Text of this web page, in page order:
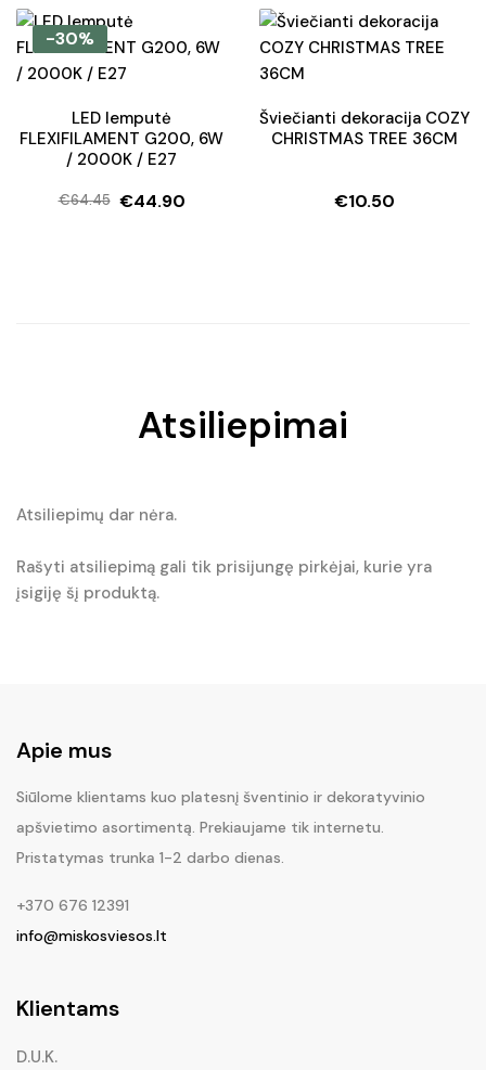
was:
€55.30.
is:
€47.00.
-30%
LED lemputė
FLEXIFILAMENT G200, 6W
/ 2000K / E27
€64.45
Original
€44.90
Current
Šviečianti dekoracija COZY
CHRISTMAS TREE 36CM
€10.50
Atsiliepimai
Atsiliepimų dar nėra.
Rašyti atsiliepimą gali tik prisijungę pirkėjai, kurie yra
įsigiję šį produktą.
Apie mus
Siūlome klientams kuo platesnį šventinio ir dekoratyvinio
apšvietimo asortimentą. Prekiaujame tik internetu.
Pristatymas trunka 1-2 darbo dienas.
+370 676 12391
info@miskosviesos.lt
Klientams
D.U.K.